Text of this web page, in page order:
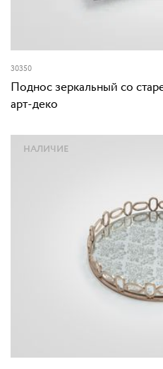
30350
Поднос зеркальный со
арт-деко
НАЛИЧИЕ